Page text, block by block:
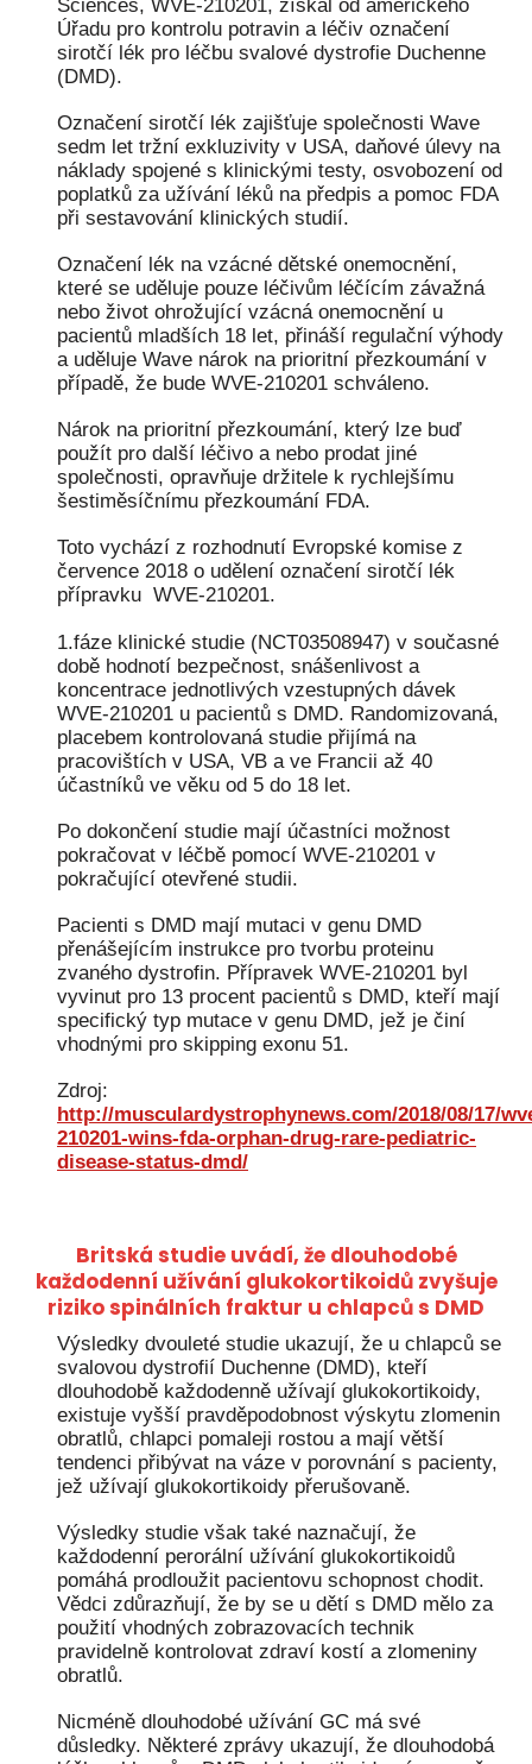
Sciences, WVE-210201, získal od amerického
Úřadu pro kontrolu potravin a léčiv označení
sirotčí lék pro léčbu svalové dystrofie Duchenne
(DMD).
Označení sirotčí lék zajišťuje společnosti Wave
sedm let tržní exkluzivity v USA, daňové úlevy na
náklady spojené s klinickými testy, osvobození od
poplatků za užívání léků na předpis a pomoc FDA
při sestavování klinických studií.
Označení lék na vzácné dětské onemocnění,
které se uděluje pouze léčivům léčícím závažná
nebo život ohrožující vzácná onemocnění u
pacientů mladších 18 let, přináší regulační výhody
a uděluje Wave nárok na prioritní přezkoumání v
případě, že bude WVE-210201 schváleno.
Nárok na prioritní přezkoumání, který lze buď
použít pro další léčivo a nebo prodat jiné
společnosti, opravňuje držitele k rychlejšímu
šestiměsíčnímu přezkoumání FDA.
Toto vychází z rozhodnutí Evropské komise z
července 2018 o udělení označení sirotčí lék
přípravku WVE-210201.
1.fáze klinické studie (NCT03508947) v současné
době hodnotí bezpečnost, snášenlivost a
koncentrace jednotlivých vzestupných dávek
WVE-210201 u pacientů s DMD. Randomizovaná,
placebem kontrolovaná studie přijímá na
pracovištích v USA, VB a ve Francii až 40
účastníků ve věku od 5 do 18 let.
Po dokončení studie mají účastníci možnost
pokračovat v léčbě pomocí WVE-210201 v
pokračující otevřené studii.
Pacienti s DMD mají mutaci v genu DMD
přenášejícím instrukce pro tvorbu proteinu
zvaného dystrofin. Přípravek WVE-210201 byl
vyvinut pro 13 procent pacientů s DMD, kteří mají
specifický typ mutace v genu DMD, jež je činí
vhodnými pro skipping exonu 51.
Zdroj:
http://musculardystrophynews.com/2018/08/17/
210201-wins-fda-orphan-drug-rare-pediatric-
disease-status-dmd/
Britská studie uvádí, že dlouhodobé
každodenní užívání glukokortikoidů zvyšuje
riziko spinálních fraktur u chlapců s DMD
Výsledky dvouleté studie ukazují, že u chlapců se
svalovou dystrofií Duchenne (DMD), kteří
dlouhodobě každodenně užívají glukokortikoidy,
existuje vyšší pravděpodobnost výskytu zlomenin
obratlů, chlapci pomaleji rostou a mají větší
tendenci přibývat na váze v porovnání s pacienty,
jež užívají glukokortikoidy přerušovaně.
Výsledky studie však také naznačují, že
každodenní perorální užívání glukokortikoidů
pomáhá prodloužit pacientovu schopnost chodit.
Vědci zdůrazňují, že by se u dětí s DMD mělo za
použití vhodných zobrazovacích technik
pravidelně kontrolovat zdraví kostí a zlomeniny
obratlů.
Nicméně dlouhodobé užívání GC má své
důsledky. Některé zprávy ukazují, že dlouhodobá